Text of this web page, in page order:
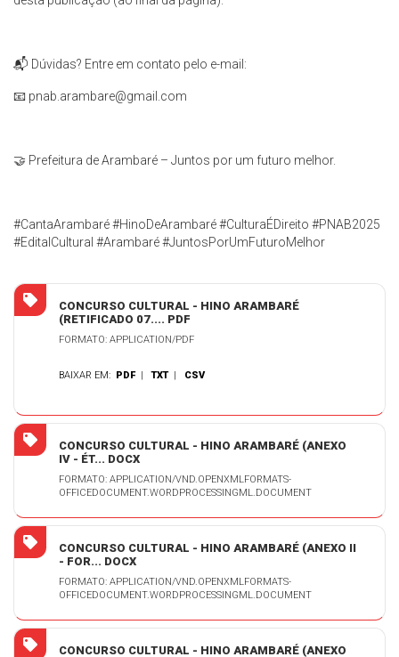
📬 Dúvidas? Entre em contato pelo e-mail:
📧 pnab.arambare@gmail.com
🤝 Prefeitura de Arambaré – Juntos por um futuro melhor.
#CantaArambaré #HinoDeArambaré #CulturaÉDireito #PNAB2025
#EditalCultural #Arambaré #JuntosPorUmFuturoMelhor
CONCURSO CULTURAL - HINO ARAMBARÉ
(RETIFICADO 07.... PDF
FORMATO: APPLICATION/PDF
BAIXAR EM: PDF |TXT | CSV
CONCURSO CULTURAL - HINO ARAMBARÉ (ANEXO
IV - ÉT... DOCX
FORMATO: APPLICATION/VND.OPENXMLFORMATS-
OFFICEDOCUMENT.WORDPROCESSINGML.DOCUMENT
CONCURSO CULTURAL - HINO ARAMBARÉ (ANEXO II
- FOR... DOCX
FORMATO: APPLICATION/VND.OPENXMLFORMATS-
OFFICEDOCUMENT.WORDPROCESSINGML.DOCUMENT
CONCURSO CULTURAL - HINO ARAMBARÉ (ANEXO